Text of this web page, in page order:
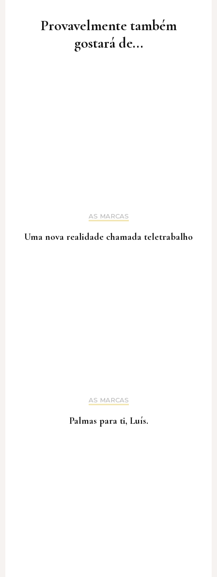
Provavelmente também
gostará de...
AS MARCAS
Uma nova realidade chamada teletrabalho
AS MARCAS
Palmas para ti, Luís.